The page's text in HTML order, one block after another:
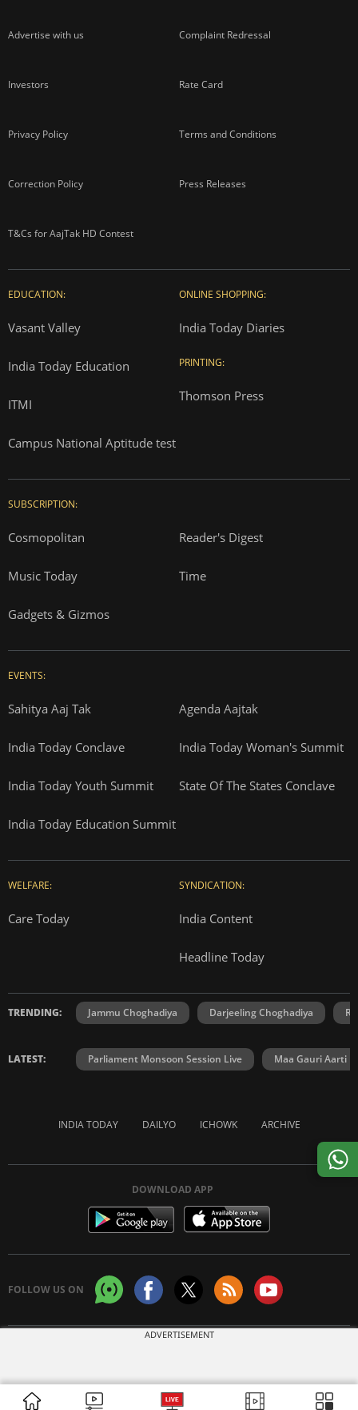
Advertise with us Complaint Redressal
Investors Rate Card
Privacy Policy Terms and Conditions
Correction Policy Press Releases
T&Cs for AajTak HD Contest
EDUCATION:
Vasant Valley
India Today Education
ITMI
Campus National Aptitude test
ONLINE SHOPPING:
India Today Diaries
PRINTING:
Thomson Press
SUBSCRIPTION:
Cosmopolitan Reader's Digest
Music Today Time
Gadgets & Gizmos
EVENTS:
Sahitya Aaj Tak Agenda Aajtak
India Today Conclave India Today Woman's Summit
India Today Youth Summit State Of The States Conclave
India Today Education Summit
WELFARE:
Care Today
SYNDICATION:
India Content
Headline Today
TRENDING: Jammu Choghadiya Darjeeling Choghadiya
LATEST: Parliament Monsoon Session Live Maa Gauri Aarti
INDIA TODAY DAILYO ICHOWK ARCHIVE
DOWNLOAD APP
FOLLOW US ON
ADVERTISEMENT